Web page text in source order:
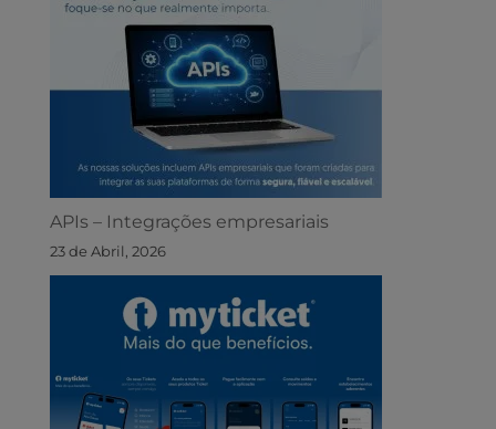
APIs – Integrações empresariais
23 de Abril, 2026